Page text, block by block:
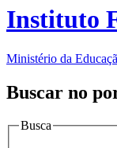
Instituto
Ministério da
Buscar no
Busca